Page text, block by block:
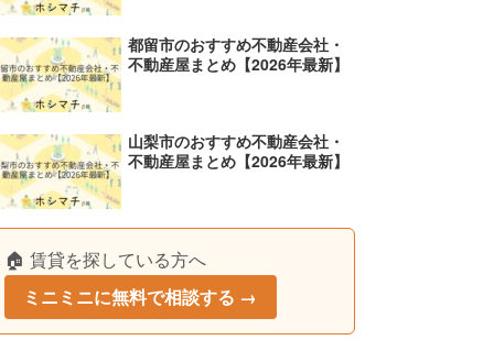
都留市のおすすめ不動産会社・
不動産屋まとめ【2026年最新】
山梨市のおすすめ不動産会社・
不動産屋まとめ【2026年最新】
🏠 賃貸を探している方へ
ミニミニに無料で相談する →